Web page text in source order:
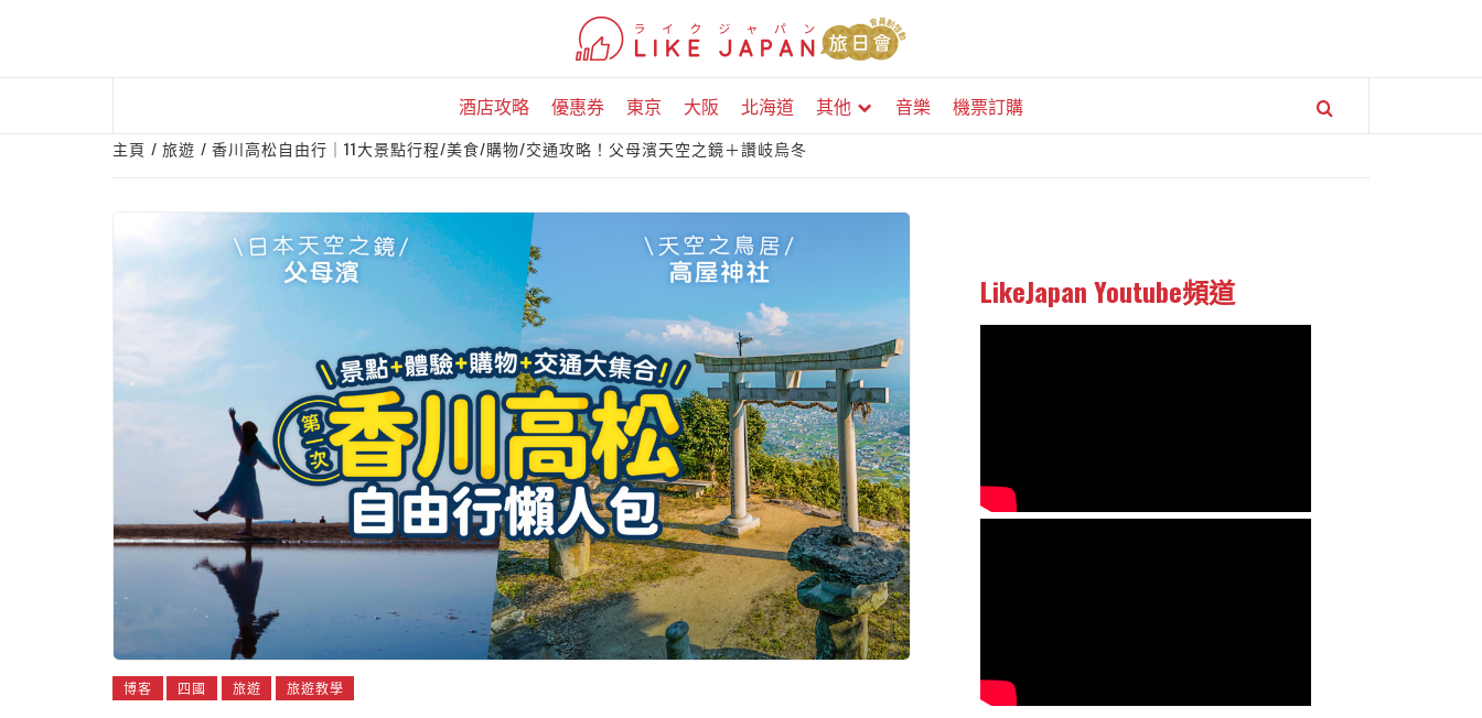
酒店攻略 優惠券 東京 大阪 北海道 其他 音樂 機票訂購
主頁 旅遊 香川高松自由行｜11大景點行程/美食/購物/交通攻略！父母濱天空之鏡＋讚岐烏冬
博客 四國 旅遊 旅遊教學
LikeJapan Youtube頻道